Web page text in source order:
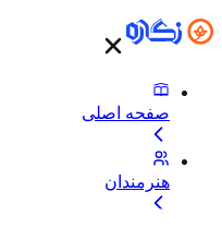
صفحه اصلی
هنرمندان